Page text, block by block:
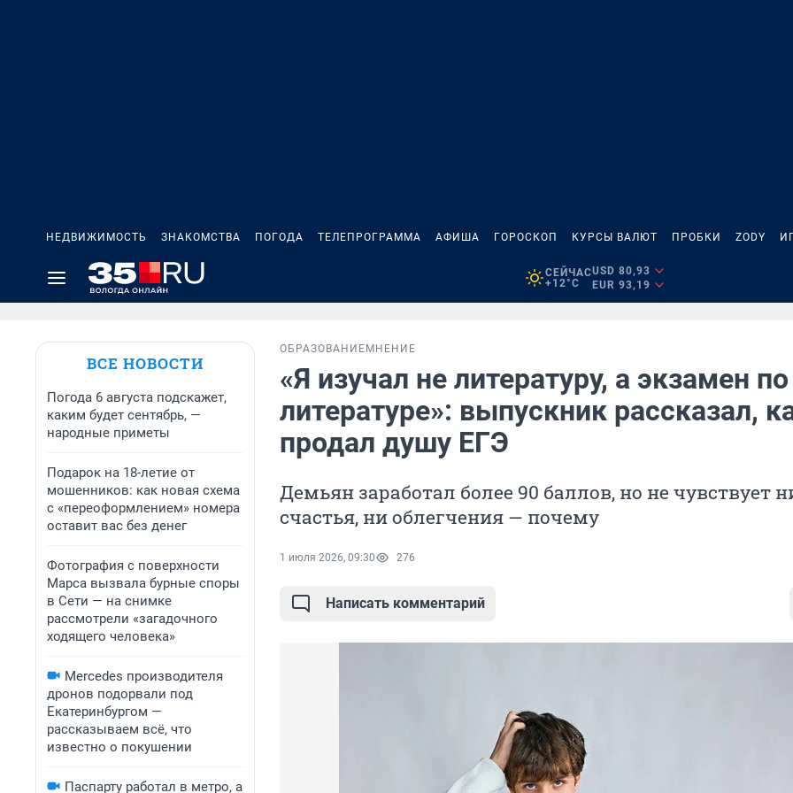
НЕДВИЖИМОСТЬ ЗНАКОМСТВА ПОГОДА ТЕЛЕПРОГРАММА АФИША ГОРОСКОП КУРСЫ ВАЛЮТ ПРОБКИ ZODY
СЕЙЧАС
+12°C
USD 80,93
EUR 93,19
ВСЕ НОВОСТИ
Погода 6 августа подскажет,
каким будет сентябрь, —
народные приметы
Подарок на 18-летие от
мошенников: как новая схема
с «переоформлением» номера
оставит вас без денег
Фотография с поверхности
Марса вызвала бурные споры
в Сети — на снимке
рассмотрели «загадочного
ходящего человека»
Mercedes производителя
дронов подорвали под
Екатеринбургом —
рассказываем всё, что
известно о покушении
Паспарту работал в метро, а
ОБРАЗОВАНИЕ МНЕНИЕ
«Я изучал не литературу, а экзамен по
литературе»: выпускник рассказал,
продал душу ЕГЭ
Демьян заработал более 90 баллов, но не чувствует
счастья, ни облегчения — почему
1 июля 2026, 09:30 276
Написать комментарий